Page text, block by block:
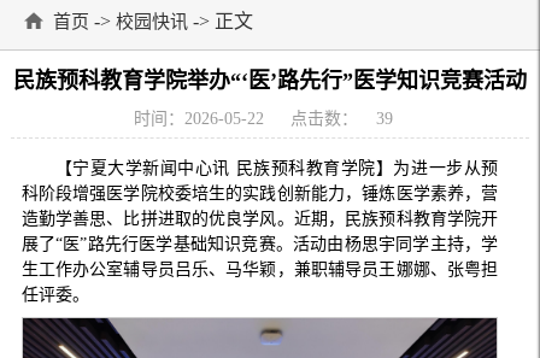
首页 -> 校园快讯 -> 正文
民族预科教育学院举办“‘医’路先行”医学知识竞赛活动
时间：2026-05-22 点击数： 39
【宁夏大学新闻中心讯 民族预科教育学院】为进一步从预
科阶段增强医学院校委培生的实践创新能力，锤炼医学素养，营
造勤学善思、比拼进取的优良学风。近期，民族预科教育学院开
展了“医”路先行医学基础知识竞赛。活动由杨思宇同学主持，学
生工作办公室辅导员吕乐、马华颖，兼职辅导员王娜娜、张粤担
任评委。